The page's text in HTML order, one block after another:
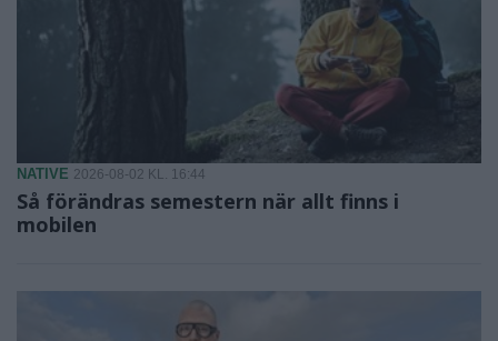
NATIVE 2026-08-02 KL. 16:44
Så förändras semestern när allt finns i
mobilen